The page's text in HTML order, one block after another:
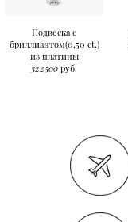
Подвеска с
бриллиантом(0,50 ct.)
из платины
322500 руб.